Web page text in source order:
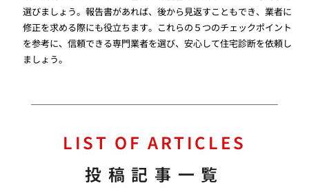
選びましょう。報告書があれば、後から見返すこともでき、業者に
修正を求める際にも役立ちます。これらの５つのチェックポイント
を参考に、信頼できる専門業者を選び、安心して住宅診断を依頼し
ましょう。
LIST OF ARTICLES
投稿記事一覧